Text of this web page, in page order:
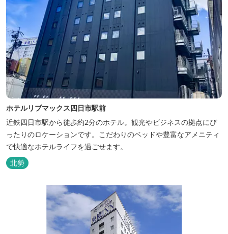
ホテルリブマックス四日市駅前
近鉄四日市駅から徒歩約2分のホテル。観光やビジネスの拠点にぴ
ったりのロケーションです。こだわりのベッドや豊富なアメニティ
で快適なホテルライフを過ごせます。
北勢